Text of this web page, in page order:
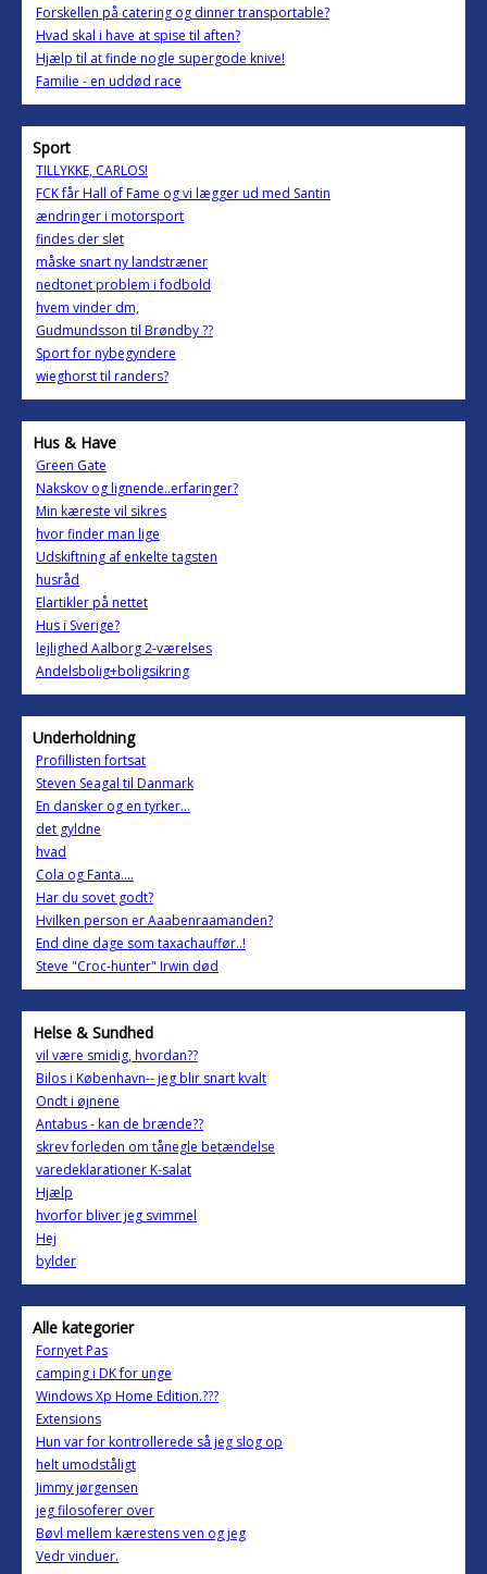
Forskellen på catering og dinner transportable?
Hvad skal i have at spise til aften?
Hjælp til at finde nogle supergode knive!
Familie - en uddød race
Sport
TILLYKKE, CARLOS!
FCK får Hall of Fame og vi lægger ud med Santin
ændringer i motorsport
findes der slet
måske snart ny landstræner
nedtonet problem i fodbold
hvem vinder dm,
Gudmundsson til Brøndby ??
Sport for nybegyndere
wieghorst til randers?
Hus & Have
Green Gate
Nakskov og lignende..erfaringer?
Min kæreste vil sikres
hvor finder man lige
Udskiftning af enkelte tagsten
husråd
Elartikler på nettet
Hus i Sverige?
lejlighed Aalborg 2-værelses
Andelsbolig+boligsikring
Underholdning
Profillisten fortsat
Steven Seagal til Danmark
En dansker og en tyrker...
det gyldne
hvad
Cola og Fanta....
Har du sovet godt?
Hvilken person er Aaabenraamanden?
End dine dage som taxachauffør..!
Steve "Croc-hunter" Irwin død
Helse & Sundhed
vil være smidig, hvordan??
Bilos i København-- jeg blir snart kvalt
Ondt i øjnene
Antabus - kan de brænde??
skrev forleden om tånegle betændelse
varedeklarationer K-salat
Hjælp
hvorfor bliver jeg svimmel
Hej
bylder
Alle kategorier
Fornyet Pas
camping i DK for unge
Windows Xp Home Edition.???
Extensions
Hun var for kontrollerede så jeg slog op
helt umodståligt
Jimmy jørgensen
jeg filosoferer over
Bøvl mellem kærestens ven og jeg
Vedr vinduer.